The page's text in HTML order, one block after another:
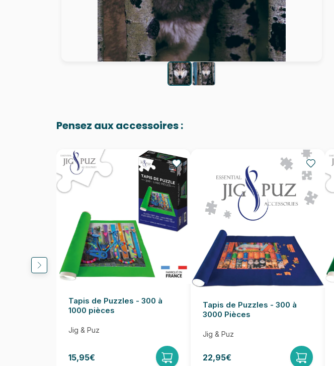
Pensez aux accessoires :
Tapis de Puzzles - 300 à
1000 pièces
Jig & Puz
15,95€
Tapis de Puzzles - 300 à
3000 Pièces
Jig & Puz
22,95€